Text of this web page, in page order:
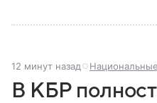
12 минут назад
В КБР